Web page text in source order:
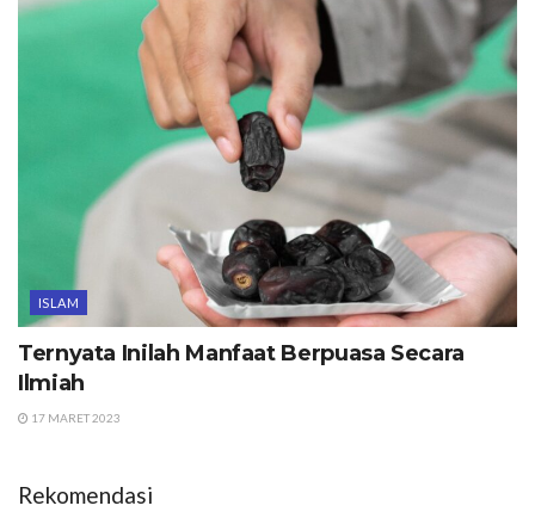
ISLAM
Ternyata Inilah Manfaat Berpuasa Secara
Ilmiah
17 MARET 2023
Rekomendasi